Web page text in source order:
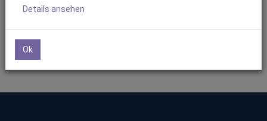
Your cart is empty!
Continue
Details ansehen
Ok